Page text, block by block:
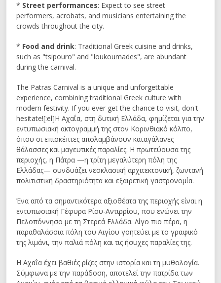
* Street performances: Expect to see street
performers, acrobats, and musicians entertaining the
crowds throughout the city.
* Food and drink: Traditional Greek cuisine and drinks,
such as "tsipouro" and "loukoumades", are abundant
during the carnival.
The Patras Carnival is a unique and unforgettable
experience, combining traditional Greek culture with
modern festivity. If you ever get the chance to visit, don't
hesitate![:el]Η Αχαΐα, στη δυτική Ελλάδα, φημίζεται για την
εντυπωσιακή ακτογραμμή της στον Κορινθιακό κόλπο,
όπου οι επισκέπτες απολαμβάνουν καταγάλανες
θάλασσες και μαγευτικές παραλίες. Η πρωτεύουσα της
περιοχής, η Πάτρα —η τρίτη μεγαλύτερη πόλη της
Ελλάδας— συνδυάζει νεοκλασική αρχιτεκτονική, ζωντανή
πολιτιστική δραστηριότητα και εξαιρετική γαστρονομία.
Ένα από τα σημαντικότερα αξιοθέατα της περιοχής είναι η
εντυπωσιακή Γέφυρα Ρίου-Αντιρρίου, που ενώνει την
Πελοπόννησο με τη Στερεά Ελλάδα. Λίγο πιο πέρα, η
παραθαλάσσια πόλη του Αιγίου γοητεύει με το γραφικό
της λιμάνι, την παλιά πόλη και τις ήσυχες παραλίες της.
Η Αχαΐα έχει βαθιές ρίζες στην ιστορία και τη μυθολογία.
Σύμφωνα με την παράδοση, αποτελεί την πατρίδα των